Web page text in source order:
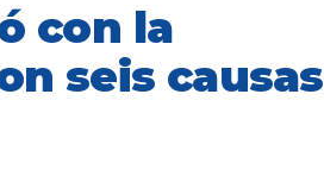
con la
seis causas